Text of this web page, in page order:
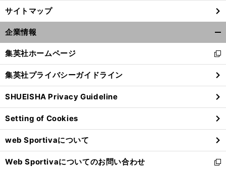
サイトマップ
企業情報
閉
る
集英社ホームページ
新
し
い
ウ
ィ
ン
ド
ウ
で
開
く
集英社プライバシーガイドライン
SHUEISHA Privacy Guideline
Setting of Cookies
web Sportivaについて
Web Sportivaについてのお問い合わせ
新